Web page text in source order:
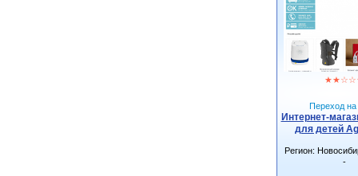
★★☆☆
Переход на
Интернет-
для детей
Регион:
-